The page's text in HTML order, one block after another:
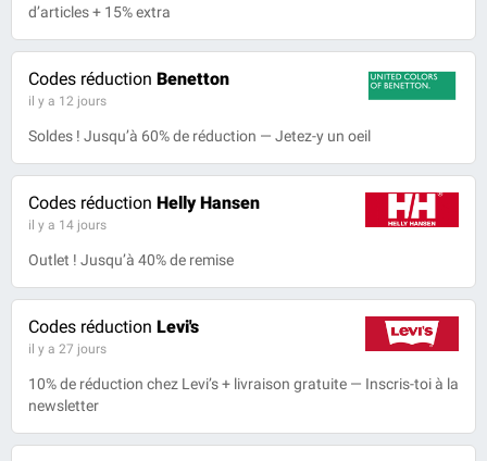
d’articles + 15% extra
Codes réduction Benetton
il y a 12 jours
Soldes ! Jusqu’à 60% de réduction — Jetez-y un oeil
Codes réduction Helly Hansen
il y a 14 jours
Outlet ! Jusqu’à 40% de remise
Codes réduction Levi's
il y a 27 jours
10% de réduction chez Levi’s + livraison gratuite — Inscris-toi à la
newsletter